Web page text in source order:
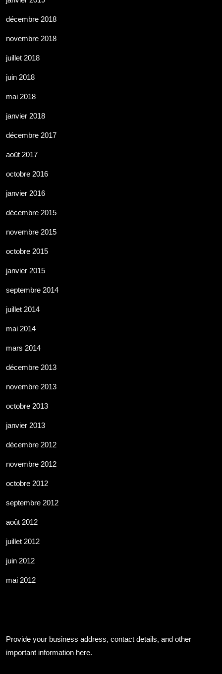
décembre 2018
novembre 2018
juillet 2018
juin 2018
mai 2018
janvier 2018
décembre 2017
août 2017
octobre 2016
janvier 2016
décembre 2015
novembre 2015
octobre 2015
janvier 2015
septembre 2014
juillet 2014
mai 2014
mars 2014
décembre 2013
novembre 2013
octobre 2013
janvier 2013
décembre 2012
novembre 2012
octobre 2012
septembre 2012
août 2012
juillet 2012
juin 2012
mai 2012
Provide your business address, contact details, and other
important information here.